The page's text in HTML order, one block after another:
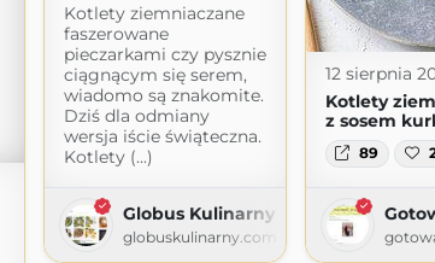
Kotlety ziemniaczane
faszerowane
pieczarkami czy pysznie
ciągnącym się serem,
wiadomo są znakomite.
Dziś dla odmiany
wersja iście świąteczna.
Kotlety (...)
Globus Kulinarny
globuskulinarny.com
12 sierpnia
Kotlety
z sosem
89